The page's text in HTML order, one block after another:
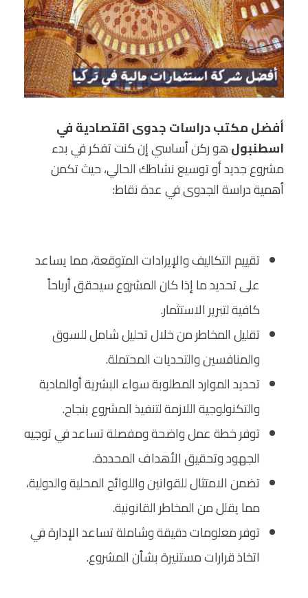
أفضل مكتب دراسات جدوى اقتصادية في
اسطنبولهو ركن أساسي إن كنت تفكر في بدء
مشروع جديد أو توسيع نشاطك الحالي، حيث تكمن
أهمية دراسة الجدوى في عدة نقاط:
تقييم التكاليف والإيرادات المتوقعة، مما يساعد
على تحديد ما إذا كان المشروع سيحقق أرباحاً
كافية لتبرير الاستثمار.
تقليل المخاطر من خلال تحليل شامل للسوق
والمنافسين والتحديات المحتملة.
تحديد الموارد المطلوبة سواء البشرية أوالمادية
والتكنولوجية اللازمة لتنفيذ المشروع بنجاح.
توفر خطة عمل واضحة ومفصلة تساعد في توجيه
الجهود وتحقيق الأهداف المحددة.
تضمن الامتثال للقوانين واللوائح المحلية والدولية،
مما يقلل من المخاطر القانونية.
توفر معلومات دقيقة وشاملة تساعد الإدارة في
اتخاذ قرارات مستنيرة بشأن المشروع.